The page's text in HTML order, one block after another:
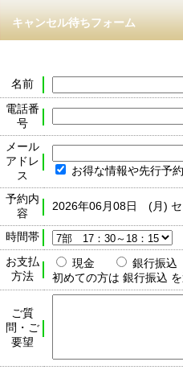
キャンセル待ちフォーム
名前
電話番
号
メール
アドレ
ス
お得な情報や先行予
予約内
容
2026年06月08日 (月)
時間帯
お支払
方法
現金
銀行振込
初めての方は 銀行振込 を
ご質
問・ご
要望